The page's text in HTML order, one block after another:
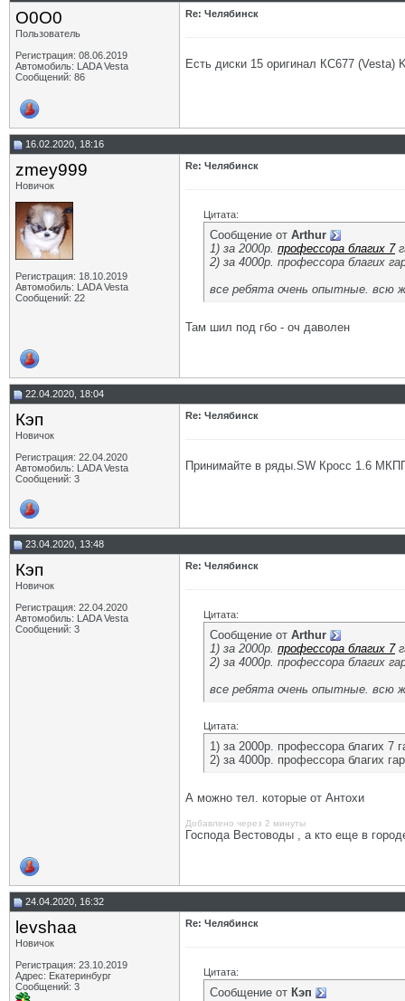
O0O0
Пользователь
Регистрация: 08.06.2019
Автомобиль: LADA Vesta
Сообщений: 86
Re: Челябинск
Есть диски 15 оригинал КС677
16.02.2020, 18:16
zmey999
Новичок
Регистрация: 18.10.2019
Автомобиль: LADA Vesta
Сообщений: 22
Re: Челябинск
Цитата:
Сообщение от Arthur
1) за 2000р. профессора благих 7
2) за 4000р. профессора благих
все ребята очень опытные. всю
Там шил под гбо - оч даволен
22.04.2020, 18:04
Кэп
Новичок
Регистрация: 22.04.2020
Автомобиль: LADA Vesta
Сообщений: 3
Re: Челябинск
Принимайте в ряды.SW Кросс 1.6
23.04.2020, 13:48
Кэп
Новичок
Регистрация: 22.04.2020
Автомобиль: LADA Vesta
Сообщений: 3
Re: Челябинск
Цитата:
Сообщение от Arthur
1) за 2000р. профессора благих 7
2) за 4000р. профессора благих
все ребята очень опытные. всю
Цитата:
1) за 2000р. профессора благих 7
2) за 4000р. профессора благих
А можно тел. которые от Антохи
Добавлено через 2 минуты
Господа Вестоводы , а кто еще в
24.04.2020, 16:32
levshaa
Новичок
Регистрация: 23.10.2019
Адрес: Екатеринбург
Сообщений: 3
Re: Челябинск
Цитата:
Сообщение от Кэп